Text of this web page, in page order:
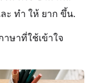
ะ ทํา ให้ ยาก ขึ้น.
ษาที่ใช้เข้าใจ